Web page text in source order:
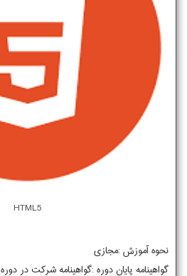
HTML5
نحوه آموزش :مجازی
گواهینامه پایان دوره :گواهینامه شرکت در دوره